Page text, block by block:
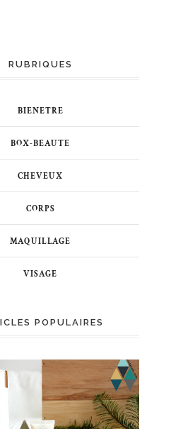
RUBRIQUES
BIENETRE
BOX-BEAUTE
CHEVEUX
CORPS
MAQUILLAGE
VISAGE
POPULAIRES